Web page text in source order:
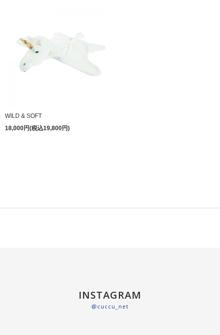
WILD & SOFT
18,000円(税込19,800円)
INSTAGRAM
@cuccu_net